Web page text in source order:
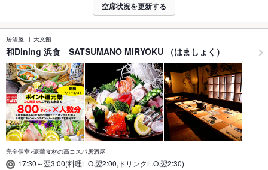
空席状況を更新する
居酒屋 天文館
和Dining 浜食 SATSUMANO MIRYOKU （はましょく）
完全個室×豪華食材の高コスパ居酒屋
17:30～翌3:00(料理L.O.翌2:00,ドリンクL.O.翌2:30)